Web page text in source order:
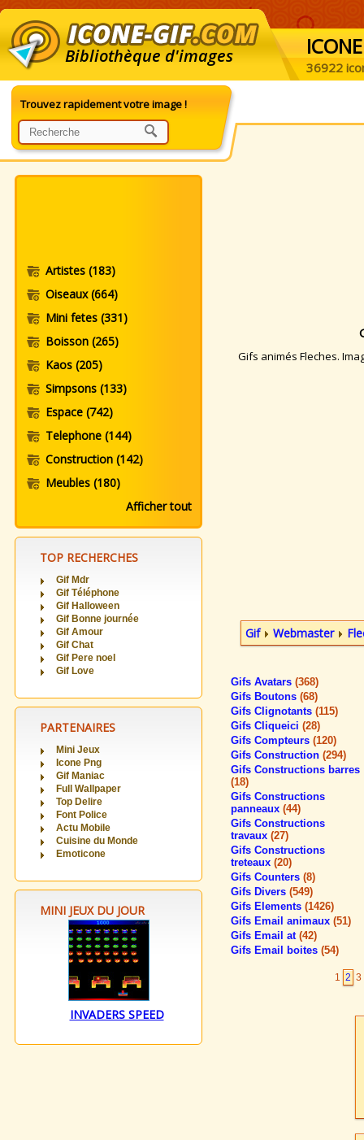
Bibliothèque d'images ICONE
36922
Trouvez rapidement votre image !
Artistes (183)
Oiseaux(664)
Mini fetes (331)
Boisson (265)
Kaos (205)
Simpsons (133)
Espace (742)
Telephone (144)
Construction (142)
Meubles (180)
Afficher tout
TOP RECHERCHES
Gif Mdr
Gif Téléphone
Gif Halloween
Gif Bonne journée
Gif Amour
Gif Chat
Gif Pere noel
Gif Love
PARTENAIRES
Mini Jeux
Icone Png
Gif Maniac
Full Wallpaper
Top Delire
Font Police
Actu Mobile
Cuisine du Monde
Emoticone
MINI JEUX DU JOUR
INVADERS SPEED
Gifs animés Fleches.
Gif Webmaster
Gifs Avatars (368)
Gifs Boutons (68)
Gifs Clignotants (115)
Gifs Cliqueici (28)
Gifs Compteurs (120)
Gifs Construction (294)
Gifs Constructions barres
(18)
Gifs Constructions
panneaux (44)
Gifs Constructions
travaux (27)
Gifs Constructions
treteaux (20)
Gifs Counters (8)
Gifs Divers (549)
Gifs Elements (1426)
Gifs Email animaux (51)
Gifs Email at (42)
Gifs Email boites (54)
1 2 3